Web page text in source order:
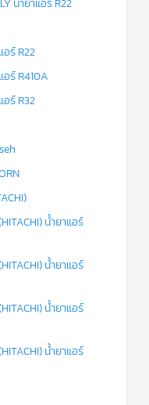
น้ำยาแอร์ R22
ร์ R22
ร์ R410A
ร์ R32
น้ำยาแอร์
น้ำยาแอร์
น้ำยาแอร์
น้ำยาแอร์